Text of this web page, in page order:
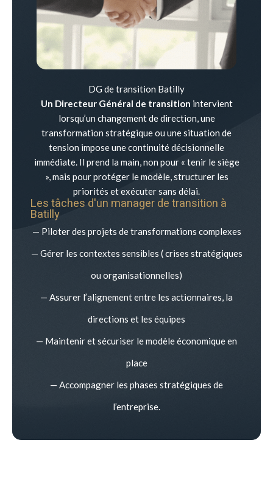
DG de transition Batilly
Un Directeur Général de transition intervient
lorsqu’un changement de direction, une
transformation stratégique ou une situation de
tension impose une continuité décisionnelle
immédiate. Il prend la main, non pour « tenir le siège
», mais pour protéger le modèle, structurer les
priorités et exécuter sans délai.
Les tâches d'un manager de transition à
Batilly
— Piloter des projets de transformations complexes
— Gérer les contextes sensibles ( crises stratégiques
ou organisationnelles)
— Assurer l’alignement entre les actionnaires, la
directions et les équipes
— Maintenir et sécuriser le modèle économique en
place
— Accompagner les phases stratégiques de
l’entreprise.